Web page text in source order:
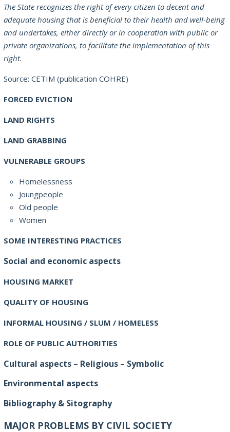
The State recognizes the right of every citizen to decent and
adequate housing that is beneficial to their health and well-being
and undertakes, either directly or in cooperation with public or
private organizations, to facilitate the implementation of this
right.
Source: CETIM (publication COHRE)
FORCED EVICTION
LAND RIGHTS
LAND GRABBING
VULNERABLE GROUPS
Homelessness
Joungpeople
Old people
Women
SOME INTERESTING PRACTICES
Social and economic aspects
HOUSING MARKET
QUALITY OF HOUSING
INFORMAL HOUSING / SLUM / HOMELESS
ROLE OF PUBLIC AUTHORITIES
Cultural aspects – Religious – Symbolic
Environmental aspects
Bibliography & Sitography
MAJOR PROBLEMS BY CIVIL SOCIETY